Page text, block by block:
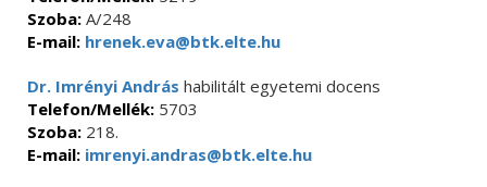
Szoba: A/248
E-mail: hrenek.eva@btk.elte.hu
Dr. Imrényi András habilitált egyetemi docens
Telefon/Mellék: 5703
Szoba: 218.
E-mail: imrenyi.andras@btk.elte.hu